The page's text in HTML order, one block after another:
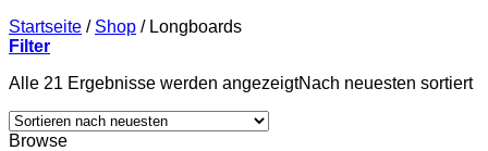
Startseite / Shop /Longboards
Filter
Alle 21 Ergebnisse werden angezeigtNach neuesten sortiert
Browse